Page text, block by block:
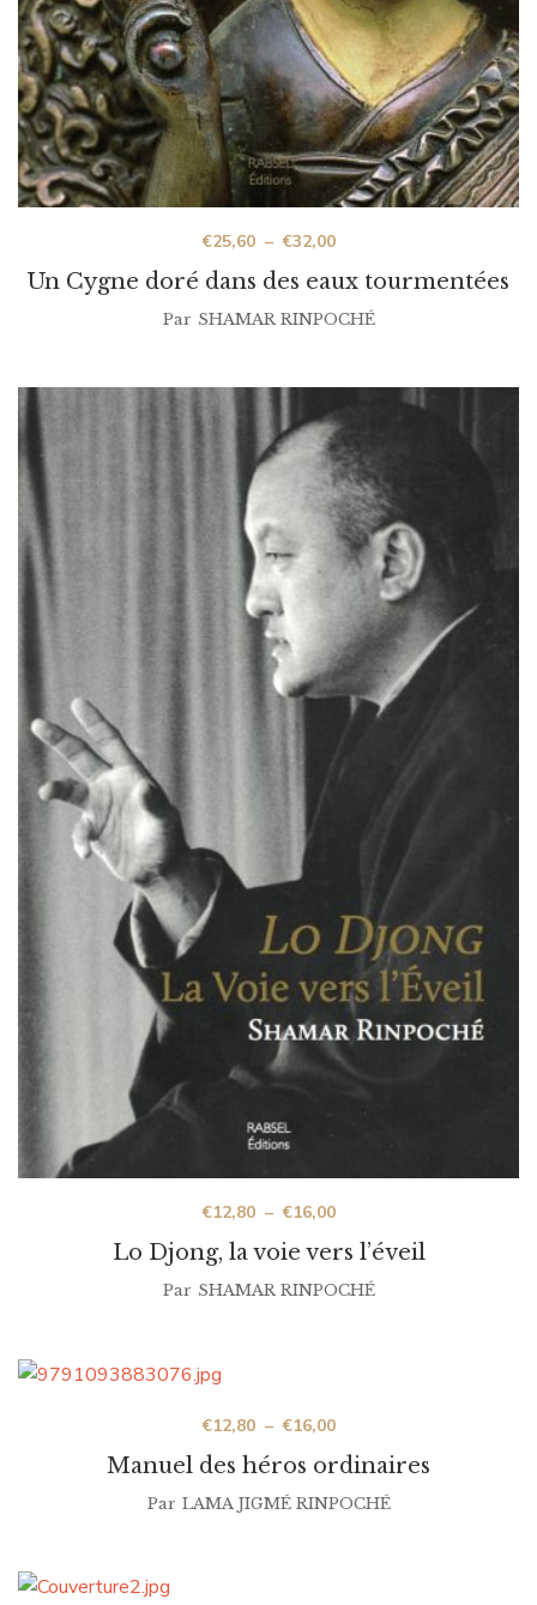
Un Cygne doré dans des eaux tourmentées
€25,60 – €32,00
Par SHAMAR RINPOCHÉ
Lo Djong, la voie vers l’éveil
€12,80 – €16,00
Par SHAMAR RINPOCHÉ
Manuel des héros ordinaires
€12,80 – €16,00
Par LAMA JIGMÉ RINPOCHÉ